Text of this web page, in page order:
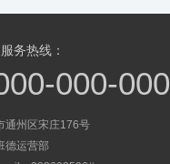
务热线：
000-000
通州区宋庄176号
德运营部